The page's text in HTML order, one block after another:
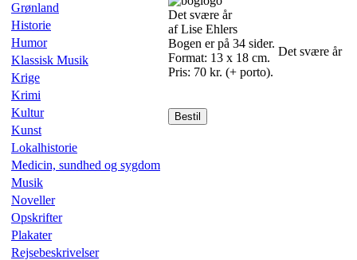
Grønland
Historie
Humor
Klassisk Musik
Krige
Krimi
Kultur
Kunst
Lokalhistorie
Medicin, sundhed og sygdom
Musik
Noveller
Opskrifter
Plakater
Rejsebeskrivelser
Det svære år
af Lise Ehlers
Bogen er på 34 sider.
Format: 13 x 18 cm.
Pris: 70 kr. (+ porto).
Bestil
Det svære år